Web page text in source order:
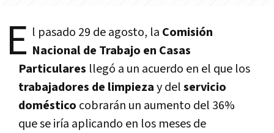
E l pasado 29 de agosto, la Comisión
Nacional de Trabajo en Casas
Particulares llegó a un acuerdo en el que los
trabajadores de limpiezay delservicio
doméstico cobrarán un aumento del 36%
que se iría aplicando en los meses de